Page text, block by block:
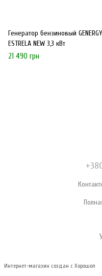
Генератор бензиновый GENERGY
ESTRELA NEW 3,3 кВт
21 490 грн
Интернет-магазин создан с Хорошоп